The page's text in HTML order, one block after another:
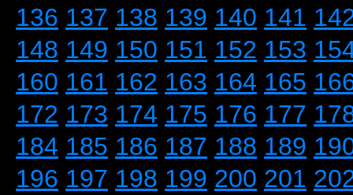
136 137 138 139 140 141
148 149 150 151 152 153
160 161 162 163 164 165
172 173 174 175 176 177
184 185 186 187 188 189
196 197 198 199 200 201